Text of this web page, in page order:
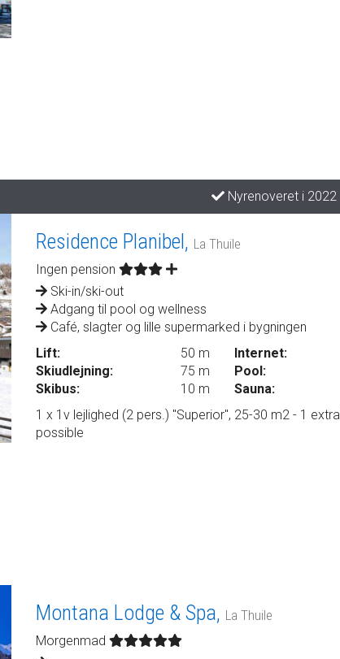
Nyrenoveret i 2022
Residence Planibel, La Thuile
Ingen pension
Ski-in/ski-out
Adgang til pool og wellness
Café, slagter og lille supermarked i bygningen
Lift:
50 m
Skiudlejning:
75 m
Skibus:
10 m
Internet:
Pool:
Sauna:
1 x 1v lejlighed (2 pers.) "Superior", 25-30 m2 - 1
possible
Montana Lodge & Spa, La Thuile
Morgenmad